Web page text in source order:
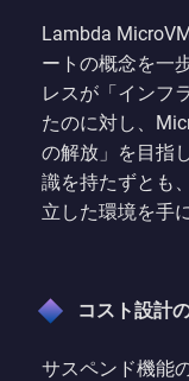
Lambda
ートの概念を一
レスが「インフ
たのに対し、
の解放」を目指
識を持たずとも
立した環境を手
コスト設計
サスペンド機能